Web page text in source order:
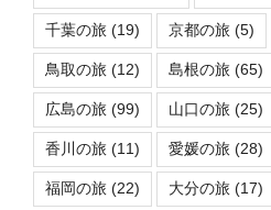
千葉の旅 (19) 京都の旅 (5)
鳥取の旅 (12) 島根の旅 (65)
広島の旅 (99) 山口の旅 (25)
香川の旅 (11) 愛媛の旅 (28)
福岡の旅 (22) 大分の旅 (17)